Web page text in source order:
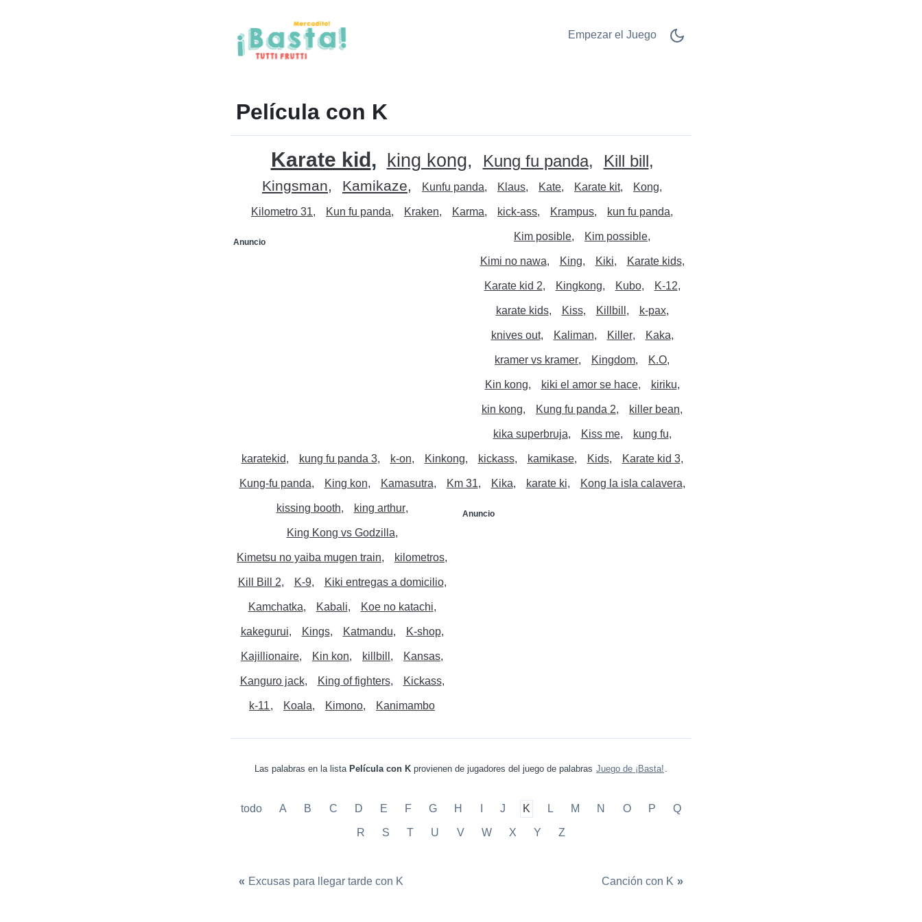
Empezar el Juego
Película con K
Karate kid king kong Kung fu panda Kill bill
Kingsman Kamikaze Kunfu panda Klaus Kate Karate kit Kong
Kilometro 31 Kun fu panda Kraken Karma
Anuncio
kick-ass Krampus kun fu panda
Kim posible Kim possible
Kimi no nawa King Kiki Karate kids
Karate kid 2 Kingkong Kubo K-12
karate kids Kiss Killbill k-pax
knives out Kaliman Killer Kaka
kramer vs kramer Kingdom K.O
Kin kong kiki el amor se hace kiriku
kin kong Kung fu panda 2 killer bean
kika superbruja Kiss me kung fu
karatekid kung fu panda 3 k-on Kinkong kickass kamikase Kids Karate kid 3
Kung-fu panda King kon Kamasutra Km 31
Anuncio
Kika karate ki Kong la isla calavera
kissing booth king arthur
King Kong vs Godzilla
Kimetsu no yaiba mugen train kilometros
Kill Bill 2 K-9 Kiki entregas a domicilio
Kamchatka Kabali Koe no katachi
kakegurui Kings Katmandu K-shop
Kajillionaire Kin kon killbill Kansas
Kanguro jack King of fighters Kickass
k-11 Koala Kimono Kanimambo
Las palabras en la lista Película con K provienen de jugadores del juego de palabras Juego de ¡Basta!
todo A B C D E F G H J K L M N O P Q
R S T U V W X Y Z
« Excusas para llegar tarde con K Canción con K »